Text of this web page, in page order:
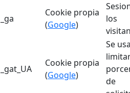
_ga
Cookie propia
(Google)
los
_gat_UA
Cookie propia
(Google)
Se
de